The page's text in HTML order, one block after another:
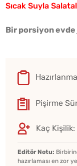
Sıcak Suyla
Bir porsiyon
Pişirme
Kaç Kişilik:
Editör Notu:
hazırlaması en zor